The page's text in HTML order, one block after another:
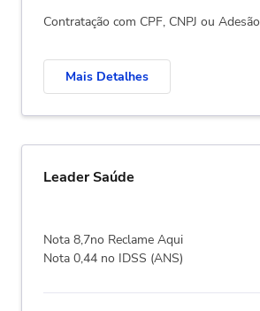
Contratação com CPF, CNPJ ou Adesão
Mais Detalhes
Leader Saúde
Nota 8,7no Reclame Aqui
Nota 0,44 no IDSS (ANS)